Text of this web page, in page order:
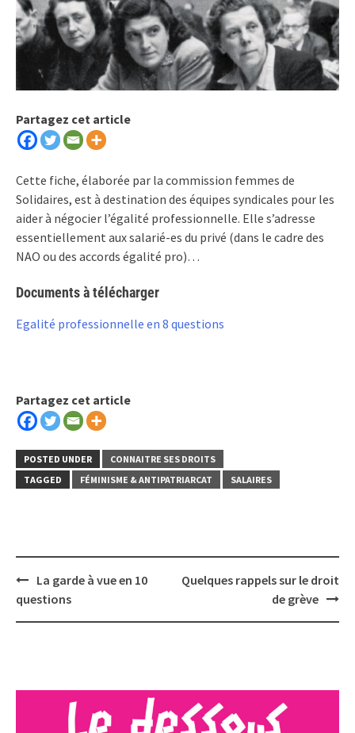
Partagez cet article
Cette fiche, élaborée par la commission femmes de
Solidaires, est à destination des équipes syndicales pour les
aider à négocier l’égalité professionnelle. Elle s’adresse
essentiellement aux salarié-es du privé (dans le cadre des
NAO ou des accords égalité pro)…
Documents à télécharger
Egalité professionnelle en 8 questions
Partagez cet article
POSTED UNDER
CONNAITRE SES DROITS
TAGGED
FÉMINISME & ANTIPATRIARCAT SALAIRES
Post
navigation
La garde à vue en 10
questions
Quelques rappels sur le droit
de grève